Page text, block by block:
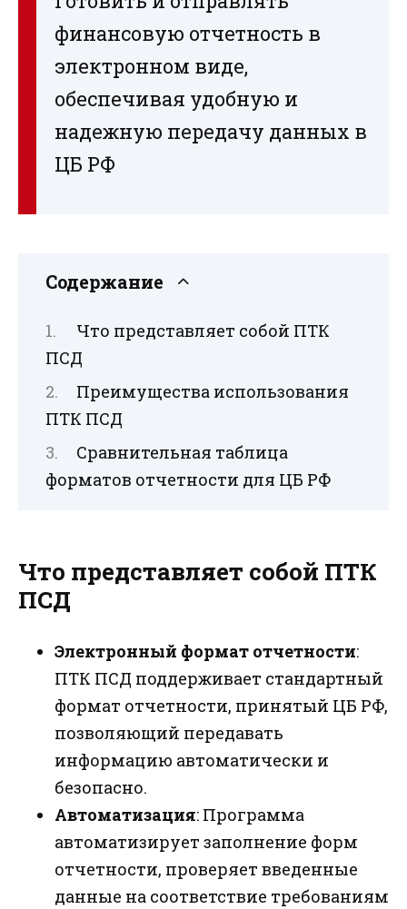
финансовую отчетность в
электронном виде,
обеспечивая удобную и
надежную передачу данных в
ЦБ РФ
Содержание
Что представляет собой ПТК
ПСД
Преимущества использования
ПТК ПСД
Сравнительная таблица
форматов отчетности для ЦБ РФ
Что представляет собой ПТК
ПСД
Электронный формат отчетности:
ПТК ПСД поддерживает стандартный
формат отчетности, принятый ЦБ РФ,
позволяющий передавать
информацию автоматически и
безопасно.
Автоматизация: Программа
автоматизирует заполнение форм
отчетности, проверяет введенные
данные на соответствие требованиям